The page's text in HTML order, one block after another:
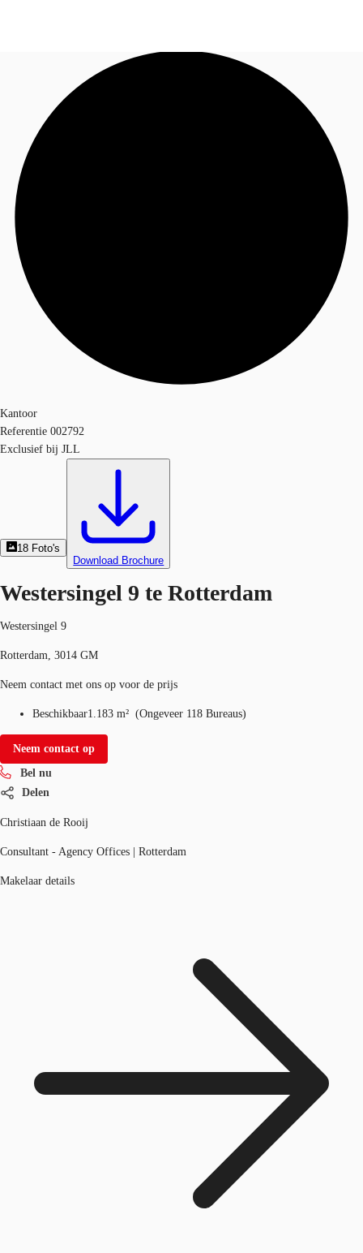
Nieuws & onderzoek
Favorieten
Bel nu
Kantoor
Referentie 002792
Exclusief bij JLL
18 Foto's
Download Brochure
Westersingel 9 te Rotterdam
Westersingel 9
Rotterdam, 3014 GM
Neem contact met ons op voor de prijs
Beschikbaar1.183 m² (Ongeveer 118 Bureaus)
Neem contact op
Bel nu
Delen
Christiaan de Rooij
Consultant - Agency Offices | Rotterdam
Makelaar details